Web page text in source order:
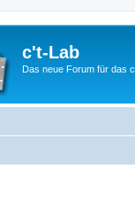
c't-Lab
Das neue Forum für das